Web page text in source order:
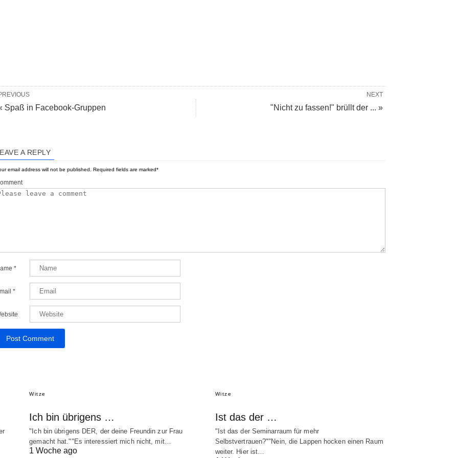
NEXT
"Nicht zu fassen!" brüllt der ... »
Spaß in Facebook-Gruppen
A REPLY
email address will not be published. Required fields are marked*
*
*
Witze
Ich bin übrigens …
"Ich bin übrigens DER, der deine Freundin zur Frau
gemacht hat.""Es interessiert mich nicht, mit…
1 Woche ago
Witze
Ist das der …
"Ist das der Seminarraum für mehr
Selbstvertrauen?""Nein, die Lappen hocken einen Raum
weiter. Hier ist…